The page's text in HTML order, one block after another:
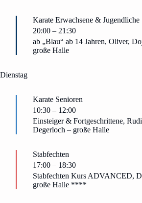
Karate Erwachsene & Jugendliche
20:00 – 21:30
ab „Blau“ ab 14 Jahren, Oliver,
große Halle
Dienstag
Karate Senioren
10:30 – 12:00
Einsteiger & Fortgeschrittene,
Degerloch – große Halle
Stabfechten
17:00 – 18:30
Stabfechten Kurs ADVANCED,
große Halle ****